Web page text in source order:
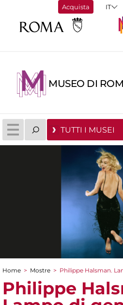
Acquista
MUSEO DI
TUTTI I MUSEI
Tu sei qui
Home > Mostre > Philippe Halsman.
Philippe